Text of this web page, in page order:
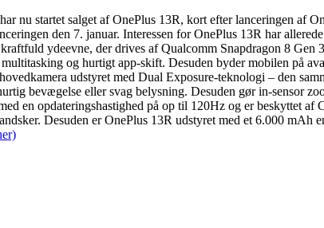
nu startet salget af OnePlus 13R, kort efter lanceringen af
den 7. januar. Interessen for OnePlus 13R har
ydeevne, der drives af Qualcomm Snapdragon 8
og hurtigt app-skift. Desuden byder mobilen på
udstyret med Dual Exposure-teknologi – den
bevægelse eller svag belysning. Desuden gør in-sensor
en opdateringshastighed på op til 120Hz og er beskyttet
Desuden er OnePlus 13R udstyret med et 6.000